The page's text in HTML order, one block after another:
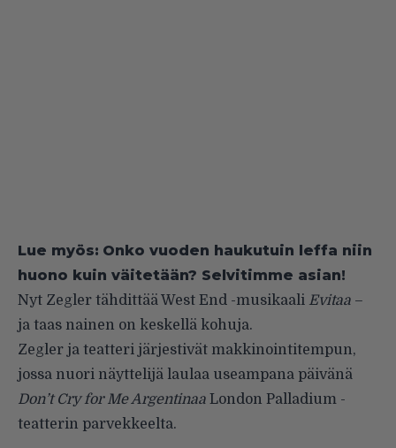
Lue myös: Onko vuoden haukutuin leffa niin
huono kuin väitetään? Selvitimme asian!
Nyt Zegler tähdittää West End -musikaali Evitaa –
ja taas nainen on keskellä kohuja.
Zegler ja teatteri järjestivät makkinointitempun,
jossa nuori näyttelijä laulaa useampana päivänä
Don’t Cry for Me Argentinaa London Palladium -
teatterin parvekkeelta.